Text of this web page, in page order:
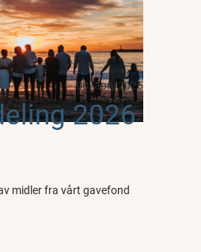
2026
08. april 2026
midler fra vårt gavefond